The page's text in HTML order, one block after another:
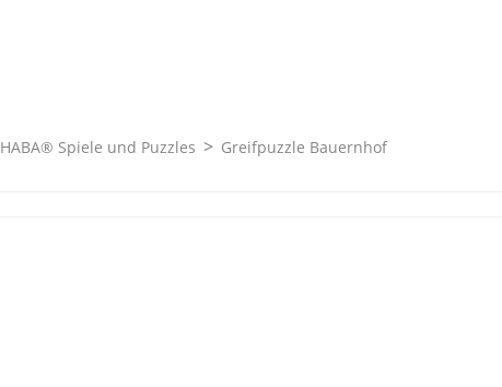
HABA® Spiele und Puzzles Greifpuzzle Bauernhof